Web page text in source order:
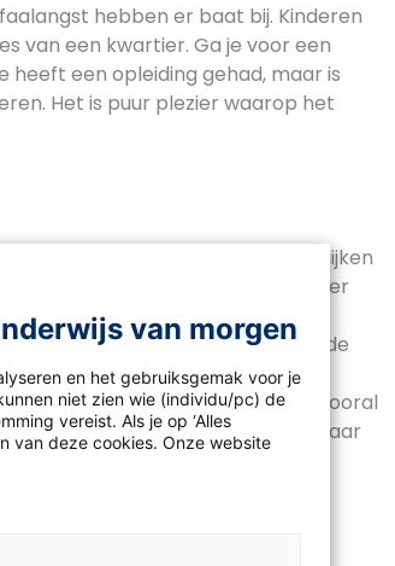
hebben er baat bij. Kinderen
van een kwartier. Ga je voor een
heeft een opleiding gehad, maar is
Het is puur plezier waarop het
. Kinderen lijken
dat kinderen ook thuis harder
eerste aanzet zijn tot het
alle kinderen met een hond in de
betekent vooral heel veel
. Dat moeten kinderen vooral
een hond in de klas te halen, maar
van morgen
en het gebruiksgemak voor je
niet zien wie (individu/pc) de
vereist. Als je op ‘Alles
van deze cookies. Onze website